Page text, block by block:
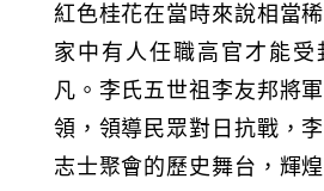
紅色桂花在當時來說相當
家中有人任職高官才能受
凡。李氏五世祖李友邦將
領，領導民眾對日抗戰，
志士聚會的歷史舞台，輝